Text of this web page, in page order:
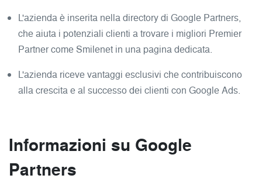
L'azienda è inserita nella directory di Google Partners,
che aiuta i potenziali clienti a trovare i migliori Premier
Partner come Smilenet in una pagina dedicata.
L'azienda riceve vantaggi esclusivi che contribuiscono
alla crescita e al successo dei clienti con Google Ads.
Informazioni su Google
Partners